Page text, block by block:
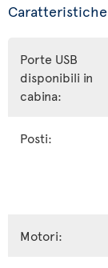
Porte USB
disponibili in
cabina:
Posti:
Motori: